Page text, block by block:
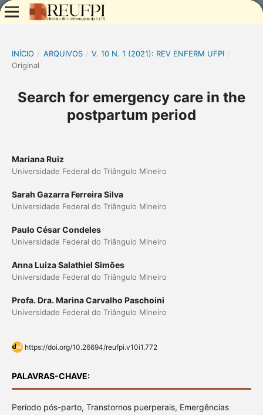
INÍCIO / ARQUIVOS / V. 10 N. 1 (2021): REV ENFERM UFPI /
Original
Search for emergency care in the
postpartum period
Mariana Ruiz
Universidade Federal do Triângulo Mineiro
Sarah Gazarra Ferreira Silva
Universidade Federal do Triângulo Mineiro
Paulo César Condeles
Universidade Federal do Triângulo Mineiro
Anna Luiza Salathiel Simões
Universidade Federal do Triângulo Mineiro
Profa. Dra. Marina Carvalho Paschoini
Universidade Federal do Triângulo Mineiro
https://doi.org/10.26694/reufpi.v10i1.772
PALAVRAS-CHAVE:
Período pós-parto, Transtornos puerperais, Emergências